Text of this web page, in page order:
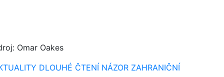
Omar Oakes
DLOUHÉ ČTENÍ NÁZOR ZAHRANIČNÍ